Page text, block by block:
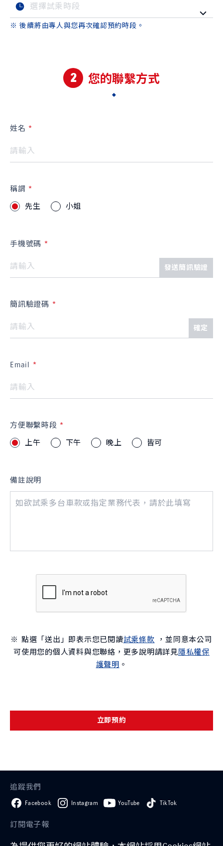
車款特輯 研究開發
車主登入
※ 後續將由專人與您再次確認預約時段。
2 您的聯繫方式
姓名
稱謂
先生
小姐
手機號碼
發送簡訊驗證
簡訊驗證碼
確定
Email
方便聯繫時段
上午
下午 晚上 皆可
備註說明
※ 點選「送出」即表示您已閱讀試乘條款 ，並同意本公司
可使用您的個人資料與您聯絡，更多說明請詳見隱私權保
護聲明 。
立即預約
追蹤我們
Facebook Instagram YouTube TikTok
訂閱電子報